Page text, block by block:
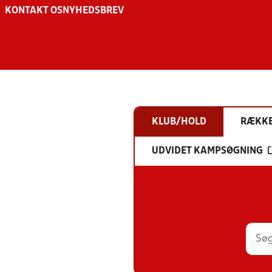
KONTAKT OS NYHEDSBREV
KLUB/HOLD
UDVIDET KAMPSØGNING